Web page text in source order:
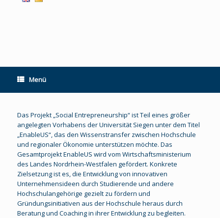
Menü
Das Projekt „Social Entrepreneurship“ ist Teil eines größer
angelegten Vorhabens der Universität Siegen unter dem Titel
„EnableUS“, das den Wissenstransfer zwischen Hochschule
und regionaler Ökonomie unterstützen möchte. Das
Gesamtprojekt EnableUS wird vom Wirtschaftsministerium
des Landes Nordrhein-Westfalen gefördert. Konkrete
Zielsetzung ist es, die Entwicklung von innovativen
Unternehmensideen durch Studierende und andere
Hochschulangehörige gezielt zu fördern und
Gründungsinitiativen aus der Hochschule heraus durch
Beratung und Coaching in ihrer Entwicklung zu begleiten.